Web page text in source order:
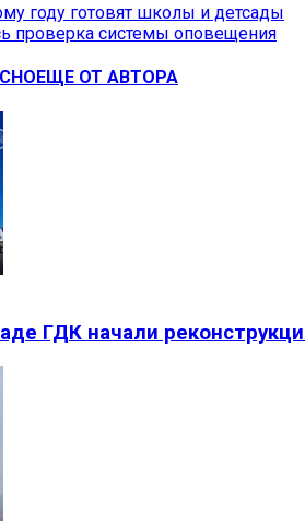
году готовят школы и детсады
проверка системы оповещения
ЕЩЕ ОТ АВТОРА
ГДК начали